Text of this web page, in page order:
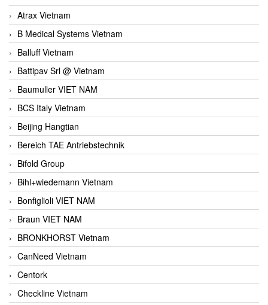
Atrax Vietnam
B Medical Systems Vietnam
Balluff Vietnam
Battipav Srl @ Vietnam
Baumuller VIET NAM
BCS Italy Vietnam
Beijing Hangtian
Bereich TAE Antriebstechnik
Bifold Group
Bihl+wiedemann Vietnam
Bonfiglioli VIET NAM
Braun VIET NAM
BRONKHORST Vietnam
CanNeed Vietnam
Centork
Checkline Vietnam